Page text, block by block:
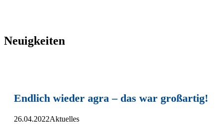
Neuigkeiten
Endlich wieder agra – das war großartig!
26.04.2022Aktuelles